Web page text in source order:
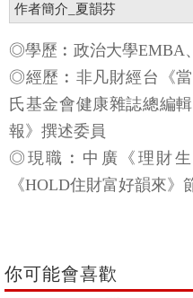
作者簡介_夏韻芬
◎學歷︰政治大學EMBA
◎經歷︰非凡財經台《
氏基金會健康雜誌總編
報》撰述委員
◎現職︰中廣《理財
《HOLD住財富好韻來》
你可能會喜歡